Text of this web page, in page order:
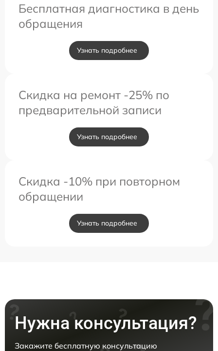
Бесплатная диагностика в день
обращения
Узнать подробнее
Скидка на ремонт -25% по
предварительной записи
Узнать подробнее
Скидка -10% при повторном
обращении
Узнать подробнее
Нужна консультация?
Закажите бесплатную консультацию